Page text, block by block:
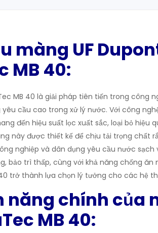
màng UF
MB 40:
MB 40 là giải pháp tiên tiến trong công
cầu cao trong xử lý nước. Với công
đến hiệu suất lọc xuất sắc, loại bỏ hiệu
này được thiết kế để chịu tải trọng chất
nghiệp và dân dụng yêu cầu nước sạch
bảo trì thấp, cùng với khả năng chống ăn
trở thành lựa chọn lý tưởng cho các hệ
năng chính của
MB 40: